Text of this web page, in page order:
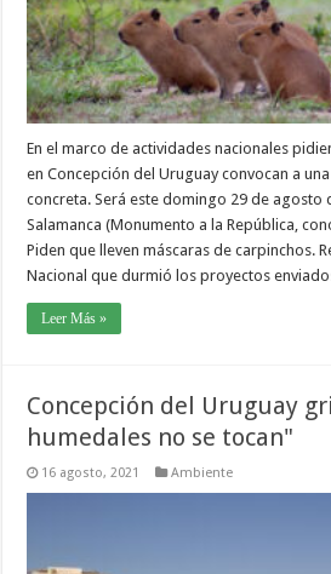
En el marco de actividades nacionales
en Concepción del Uruguay convocan a
concreta. Será este domingo 29 de agosto
Salamanca (Monumento a la República,
Piden que lleven máscaras de carpinchos.
Nacional que durmió los proyectos
Leer Más »
Concepción del Uruguay
humedales no se tocan"
16 agosto, 2021 Ambiente